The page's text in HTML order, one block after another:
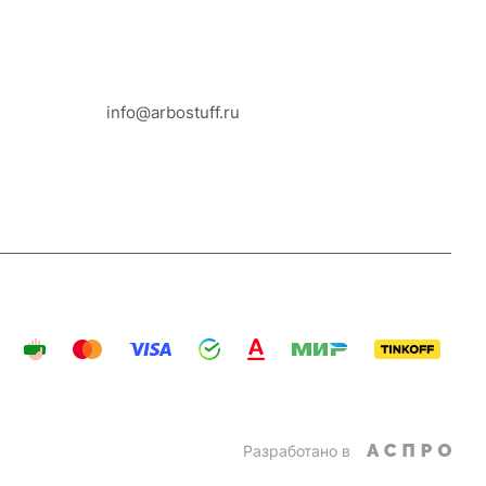
info@arbostuff.ru
Разработано в